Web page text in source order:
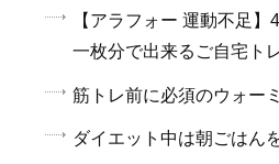
【アラフォー 運動不足
一枚分で出来るご自宅ト
筋トレ前に必須のウォー
ダイエット中は朝ごはん